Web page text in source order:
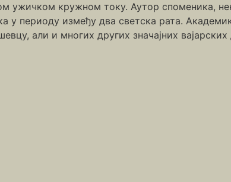
ужичком кружном току. Аутор споменика,
у периоду између два светска рата.
али и многих других значајних